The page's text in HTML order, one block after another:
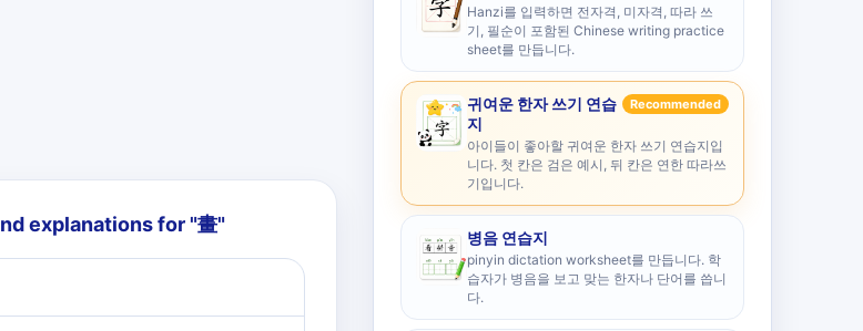
explanations for "畫"
Hanzi를 입력하면 전자격, 미자격, 따라 쓰
기, 필순이 포함된 Chinese writing practice
sheet를 만듭니다.
귀여운 한자 쓰기 연습
지
Recommended
아이들이 좋아할 귀여운 한자 쓰기 연습지입
니다. 첫 칸은 검은 예시, 뒤 칸은 연한 따라쓰
기입니다.
병음 연습지
pinyin dictation worksheet를 만듭니다. 학
습자가 병음을 보고 맞는 한자나 단어를 씁니
다.